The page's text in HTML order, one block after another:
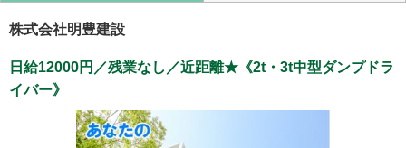
株式会社明豊建設
日給12000円／残業なし／近距離★《2t・3t中型ダンプドラ
イバー》